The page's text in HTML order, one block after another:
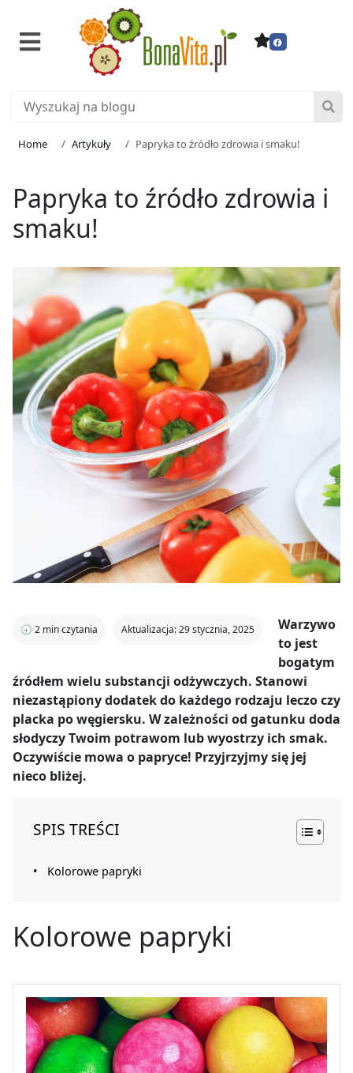
Home Artykuły Papryka to źródło zdrowia i smaku!
Papryka to źródło zdrowia i
smaku!
🕣 2 min czytania Aktualizacja: 29 stycznia, 2025
Warzywo
to jest
bogatym
źródłem wielu substancji odżywczych. Stanowi
niezastąpiony dodatek do każdego rodzaju leczo czy
placka po węgiersku. W zależności od gatunku doda
słodyczy Twoim potrawom lub wyostrzy ich smak.
Oczywiście mowa o papryce! Przyjrzyjmy się jej
nieco bliżej.
SPIS TREŚCI
Kolorowe papryki
Kolorowe papryki